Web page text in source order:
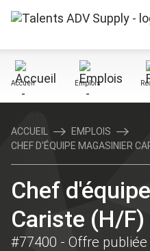
Accueil Emplois
ACCUEIL
EMPLOIS
CHEF D'ÉQUIPE MAGASINIER
Chef
Cariste (H/F)
#77400 - Offre